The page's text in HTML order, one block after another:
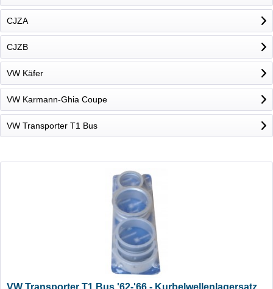
CJZA
CJZB
VW Käfer
VW Karmann-Ghia Coupe
VW Transporter T1 Bus